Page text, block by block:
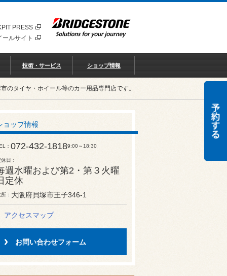
PRESS
ルサイト
技術・サービス ショップ情報
のタイヤ・ホイール等のカー用品専門店です。
ョップ情報
072-432-18189:00～18:30
日
週水曜および第2・第３火曜
定休
所 大阪府貝塚市王子346-1
アクセスマップ
お問い合わせフォーム